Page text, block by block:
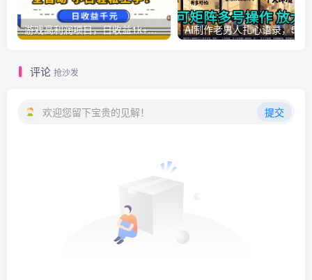
游戏高利润项目，日收益1k+，全自动，无需值守，解放双手，小白轻松上手【揭秘】
评论 抢沙发
欢迎您留下宝贵的见解！ 提交